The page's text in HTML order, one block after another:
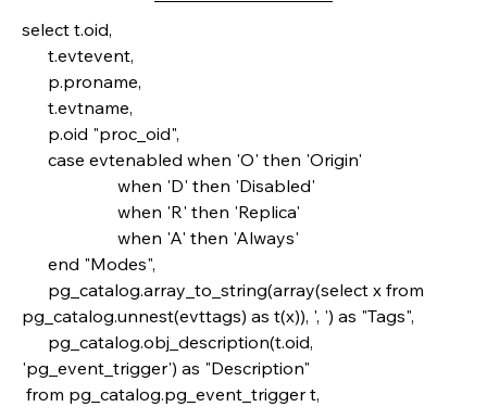
select t.oid,
t.evtevent,
p.proname,
t.evtname,
p.oid "proc_oid",
case evtenabled when 'O' then 'Origin'
when 'D' then 'Disabled'
when 'R' then 'Replica'
when 'A' then 'Always'
end "Modes",
pg_catalog.array_to_string(array(select x from
pg_catalog.unnest(evttags) as t(x)), ', ') as "Tags",
pg_catalog.obj_description(t.oid,
'pg_event_trigger') as "Description"
from pg_catalog.pg_event_trigger t,